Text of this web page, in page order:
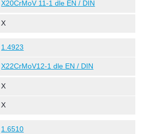
X20CrMoV 11-1 dle EN / DIN
X
1.4923
X22CrMoV12-1 dle EN / DIN
X
X
1.6510